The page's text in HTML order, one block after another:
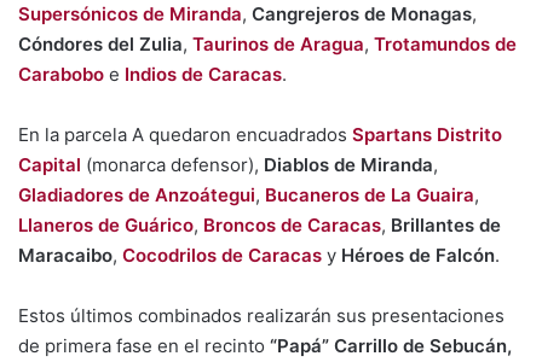
Supersónicos de Miranda, Cangrejeros de Monagas,
Cóndores del Zulia, Taurinos de Aragua, Trotamundos de
Carabobo e Indios de Caracas.
En la parcela A quedaron encuadrados Spartans Distrito
Capital (monarca defensor), Diablos de Miranda,
Gladiadores de Anzoátegui, Bucaneros de La Guaira,
Llaneros de Guárico, Broncos de Caracas, Brillantes de
Maracaibo, Cocodrilos de Caracas y Héroes de Falcón.
Estos últimos combinados realizarán sus presentaciones
de primera fase en el recinto “Papá” Carrillo de Sebucán,